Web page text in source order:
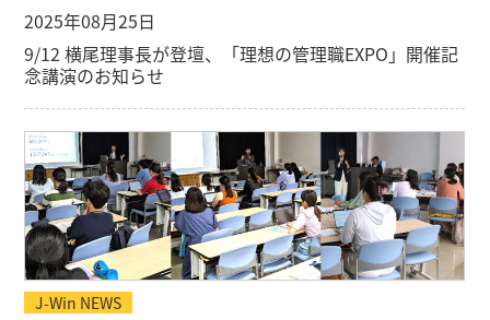
2025年08月25日
9/12 横尾理事長が登壇、「理想の管理職EXPO」開催記
念講演のお知らせ
J-Win NEWS